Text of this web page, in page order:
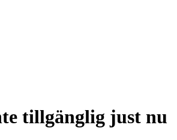
tillgänglig just nu